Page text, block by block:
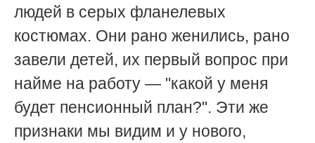
людей в серых фланелевых
костюмах. Они рано женились, рано
завели детей, их первый вопрос при
найме на работу — "какой у меня
будет пенсионный план?". Эти же
признаки мы видим и у нового,